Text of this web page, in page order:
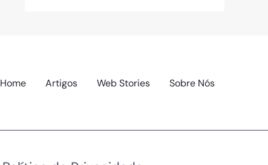
Home Artigos Web Stories Sobre Nós